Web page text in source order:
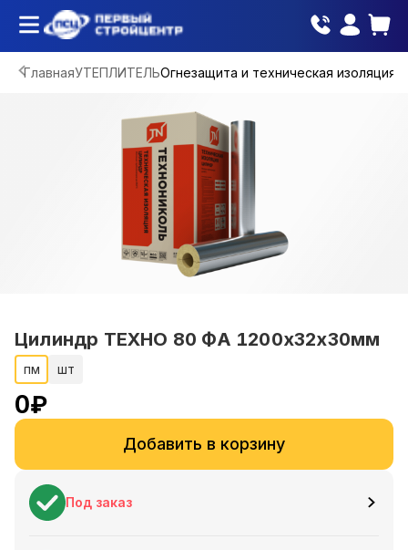
ГлавнаяУТЕПЛИТЕЛЬОгнезащита и техническая изоляция
Цилиндр ТЕХНО 80 ФА 1200х32х30мм
пм шт
0₽
Добавить в корзину
Под заказ